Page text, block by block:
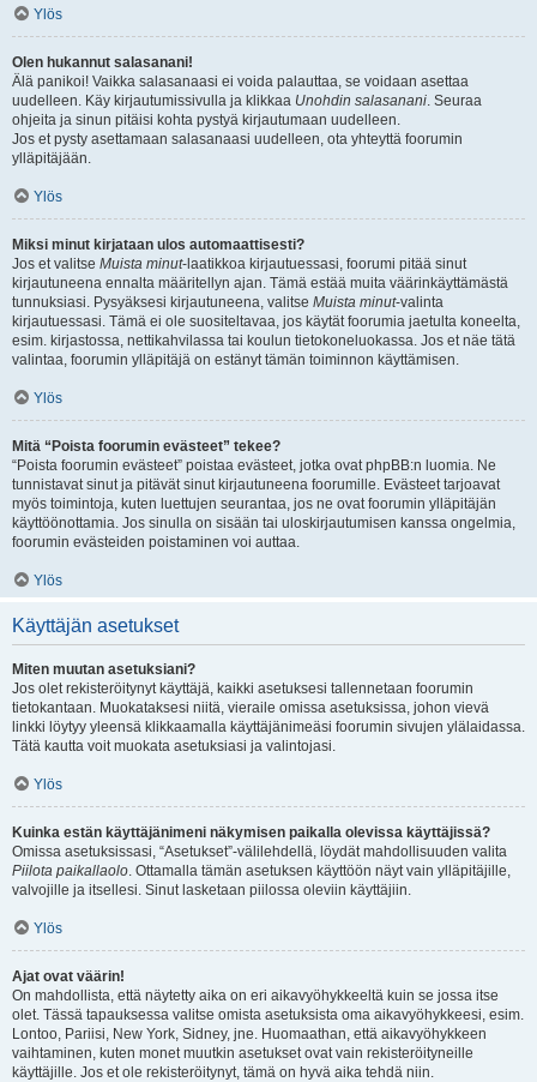
Ylös
Olen hukannut salasanani!
Älä panikoi! Vaikka salasanaasi ei voida palauttaa, se voidaan asettaa
uudelleen. Käy kirjautumissivulla ja klikkaa Unohdin salasanani. Seuraa
ohjeita ja sinun pitäisi kohta pystyä kirjautumaan uudelleen.
Jos et pysty asettamaan salasanaasi uudelleen, ota yhteyttä foorumin
ylläpitäjään.
Ylös
Miksi minut kirjataan ulos automaattisesti?
Jos et valitse Muista minut-laatikkoa kirjautuessasi, foorumi pitää sinut
kirjautuneena ennalta määritellyn ajan. Tämä estää muita väärinkäyttämästä
tunnuksiasi. Pysyäksesi kirjautuneena, valitse Muista minut-valinta
kirjautuessasi. Tämä ei ole suositeltavaa, jos käytät foorumia jaetulta koneelta,
esim. kirjastossa, nettikahvilassa tai koulun tietokoneluokassa. Jos et näe tätä
valintaa, foorumin ylläpitäjä on estänyt tämän toiminnon käyttämisen.
Ylös
Mitä “Poista foorumin evästeet” tekee?
“Poista foorumin evästeet” poistaa evästeet, jotka ovat phpBB:n luomia. Ne
tunnistavat sinut ja pitävät sinut kirjautuneena foorumille. Evästeet tarjoavat
myös toimintoja, kuten luettujen seurantaa, jos ne ovat foorumin ylläpitäjän
käyttöönottamia. Jos sinulla on sisään tai uloskirjautumisen kanssa ongelmia,
foorumin evästeiden poistaminen voi auttaa.
Ylös
Käyttäjän asetukset
Miten muutan asetuksiani?
Jos olet rekisteröitynyt käyttäjä, kaikki asetuksesi tallennetaan foorumin
tietokantaan. Muokataksesi niitä, vieraile omissa asetuksissa, johon vievä
linkki löytyy yleensä klikkaamalla käyttäjänimeäsi foorumin sivujen ylälaidassa.
Tätä kautta voit muokata asetuksiasi ja valintojasi.
Ylös
Kuinka estän käyttäjänimeni näkymisen paikalla olevissa käyttäjissä?
Omissa asetuksissasi, “Asetukset”-välilehdellä, löydät mahdollisuuden valita
Piilota paikallaolo. Ottamalla tämän asetuksen käyttöön näyt vain ylläpitäjille,
valvojille ja itsellesi. Sinut lasketaan piilossa oleviin käyttäjiin.
Ylös
Ajat ovat väärin!
On mahdollista, että näytetty aika on eri aikavyöhykkeeltä kuin se jossa itse
olet. Tässä tapauksessa valitse omista asetuksista oma aikavyöhykkeesi, esim.
Lontoo, Pariisi, New York, Sidney, jne. Huomaathan, että aikavyöhykkeen
vaihtaminen, kuten monet muutkin asetukset ovat vain rekisteröityneille
käyttäjille. Jos et ole rekisteröitynyt, tämä on hyvä aika tehdä niin.